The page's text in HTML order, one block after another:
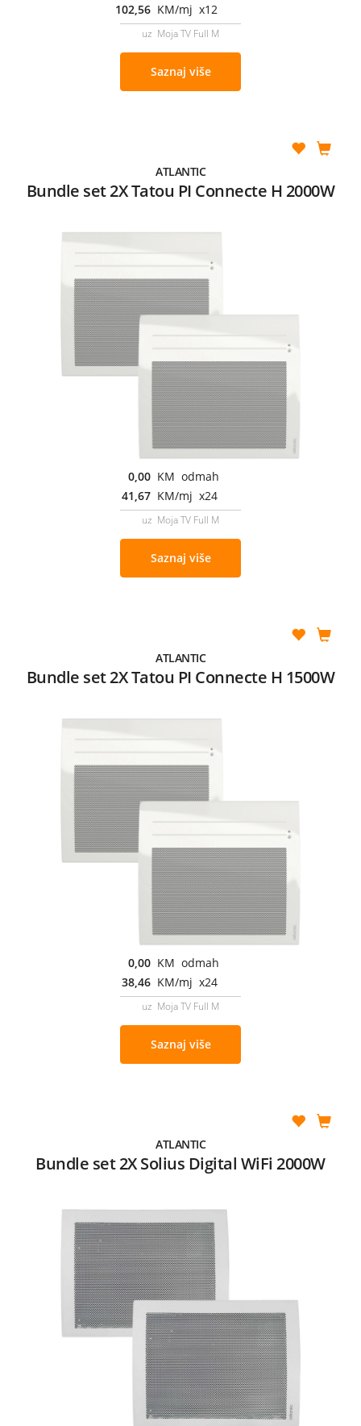
102,56 KM/mj x12
uz Moja TV Full M
Saznaj više
ATLANTIC
Bundle set 2X Tatou PI Connecte H 2000W
0,00 KM odmah
41,67 KM/mj x24
uz Moja TV Full M
Saznaj više
ATLANTIC
Bundle set 2X Tatou PI Connecte H 1500W
0,00 KM odmah
38,46 KM/mj x24
uz Moja TV Full M
Saznaj više
ATLANTIC
Bundle set 2X Solius Digital WiFi 2000W